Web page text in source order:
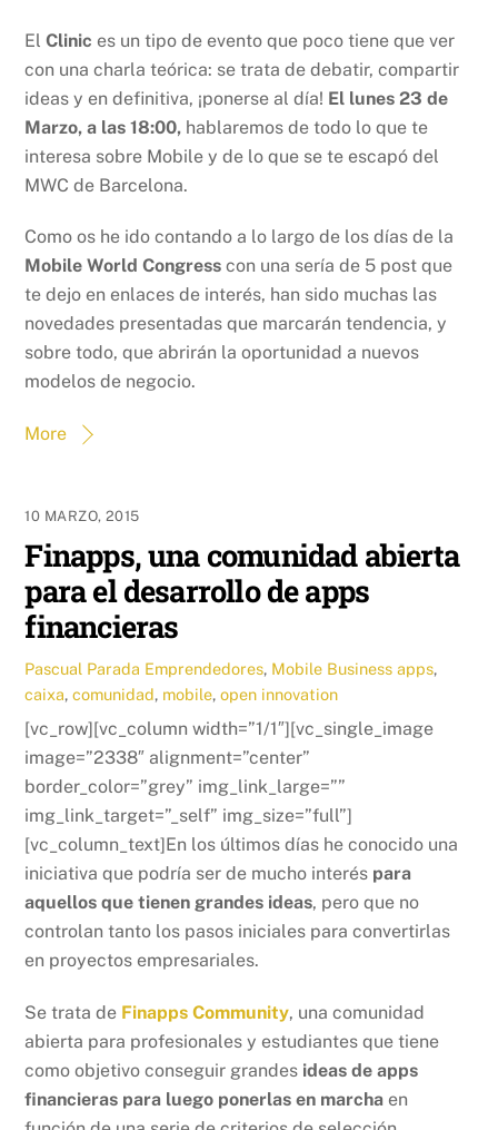
ElClinic es un tipo de evento que poco tiene que ver
con una charla teórica: se trata de debatir, compartir
ideas y en definitiva, ¡ponerse al día! El lunes 23 de
Marzo, a las 18:00, hablaremos de todo lo que te
interesa sobre Mobile y de lo que se te escapó del
MWC de Barcelona.
Como os he ido contando a lo largo de los días de la
Mobile World Congress con una sería de 5 post que
te dejo en enlaces de interés, han sido muchas las
novedades presentadas que marcarán tendencia, y
sobre todo, que abrirán la oportunidad a nuevos
modelos de negocio.
More
10 MARZO, 2015
Finapps, una comunidad abierta
para el desarrollo de apps
financieras
Pascual Parada Emprendedores, Mobile Business apps,
caixa,comunidad, mobile,open innovation
[vc_row][vc_column width=”1/1″][vc_single_image
image=”2338″ alignment=”center”
border_color=”grey” img_link_large=””
img_link_target=”_self” img_size=”full”]
[vc_column_text]En los últimos días he conocido una
iniciativa que podría ser de mucho interés para
aquellos que tienen grandes ideas, pero que no
controlan tanto los pasos iniciales para convertirlas
en proyectos empresariales.
Se trata de Finapps Community, una comunidad
abierta para profesionales y estudiantes que tiene
como objetivo conseguir grandes ideas de apps
financieras para luego ponerlas en marcha en